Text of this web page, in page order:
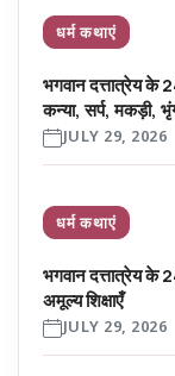
धर्म कथाएं
भगवान दत्तात्रेय के
कन्या, सर्प, मकड़ी,
JULY 29, 2026
धर्म कथाएं
भगवान दत्तात्रेय के
अमूल्य शिक्षाएँ
JULY 29, 2026